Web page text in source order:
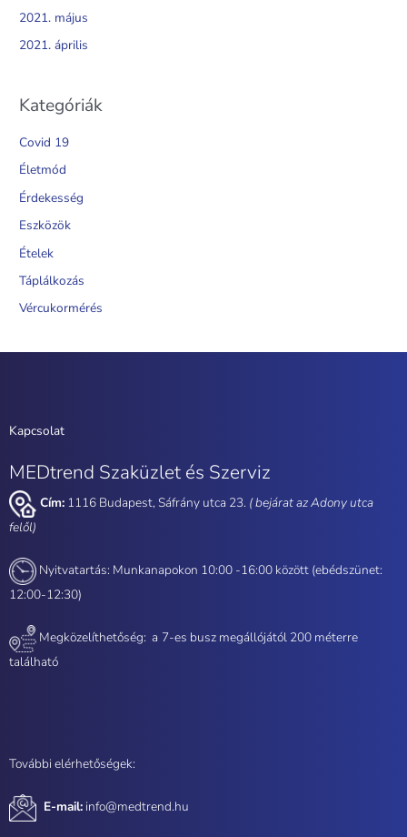
2021. május
2021. április
Kategóriák
Covid 19
Életmód
Érdekesség
Eszközök
Ételek
Táplálkozás
Vércukormérés
Kapcsolat
MEDtrend Szaküzlet és Szerviz
Cím: 1116 Budapest, Sáfrány utca 23. ( bejárat az Adony utca
felől)
Nyitvatartás: Munkanapokon 10:00 -16:00 között (ebédszünet:
12:00-12:30)
Megközelíthetőség: a 7-es busz megállójától 200 méterre
található
További elérhetőségek:
E-mail: info@medtrend.hu